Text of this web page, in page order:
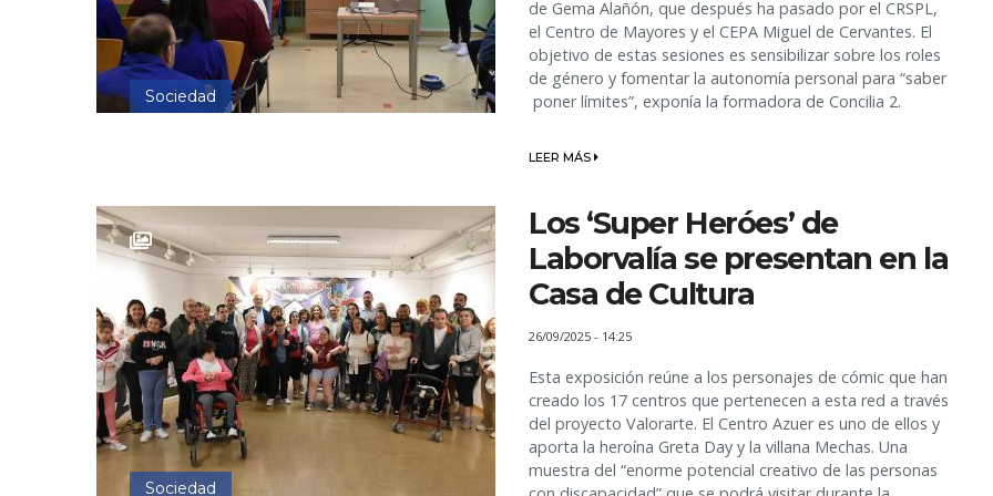
Sociedad
de Gema Alañón, que después ha pasado por el CRSPL,
el Centro de Mayores y el CEPA Miguel de Cervantes. El
objetivo de estas sesiones es sensibilizar sobre los roles
de género y fomentar la autonomía personal para “saber
poner límites”, exponía la formadora de Concilia 2.
LEER MÁS
Sociedad
Los ‘Super Heróes’ de
Laborvalía se presentan en la
Casa de Cultura
26/09/2025 - 14:25
Esta exposición reúne a los personajes de cómic que han
creado los 17 centros que pertenecen a esta red a través
del proyecto Valorarte. El Centro Azuer es uno de ellos y
aporta la heroína Greta Day y la villana Mechas. Una
muestra del “enorme potencial creativo de las personas